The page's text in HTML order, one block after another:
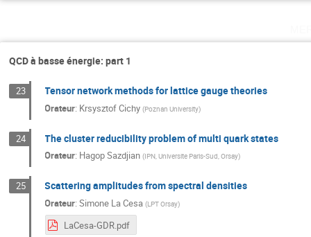
QCD à basse énergie: part 1
23 Tensor network methods for lattice gauge theories
Orateur: Krsysztof Cichy (Poznan University)
24 The cluster reducibility problem of multi quark states
Orateur: Hagop Sazdjian (IPN, Universite Paris-Sud, Orsay)
25 Scattering amplitudes from spectral densities
Orateur:Simone La Cesa (LPT Orsay)
LaCesa-GDR.pdf